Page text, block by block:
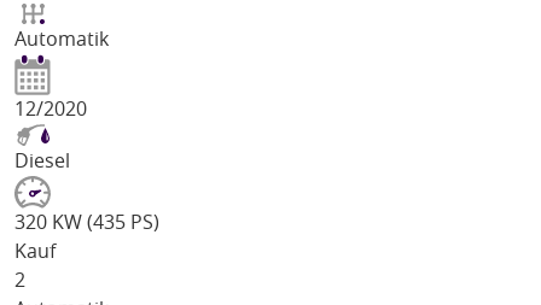
Automatik
12/2020
Diesel
320 KW (435 PS)
Kauf
2